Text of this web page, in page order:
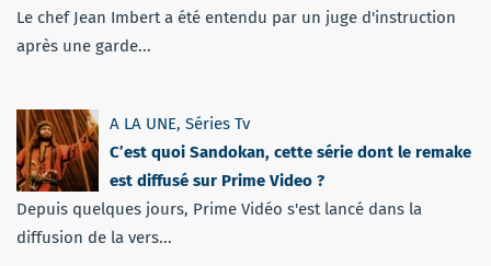
Le chef Jean Imbert a été entendu par un juge d'instruction
après une garde...
A LA UNE, Séries Tv
C’est quoi Sandokan, cette série dont le remake
est diffusé sur Prime Video ?
Depuis quelques jours, Prime Vidéo s'est lancé dans la
diffusion de la vers...